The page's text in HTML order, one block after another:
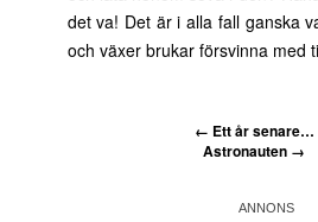
det va! Det är i alla fall ganska
och växer brukar försvinna med
← Ett år senare…
Astronauten →